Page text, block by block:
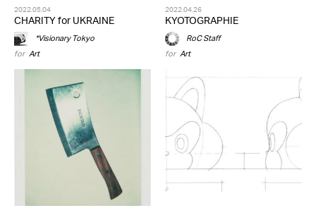
2022.05.04
CHARITY for UKRAINE
*Visionary Tokyo
for Art
2022.04.26
KYOTOGRAPHIE
RoC Staff
for Art